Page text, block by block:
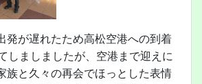
発が遅れたため高松空港への到着
しましましたが、空港まで迎えに
族と久々の再会でほっとした表情